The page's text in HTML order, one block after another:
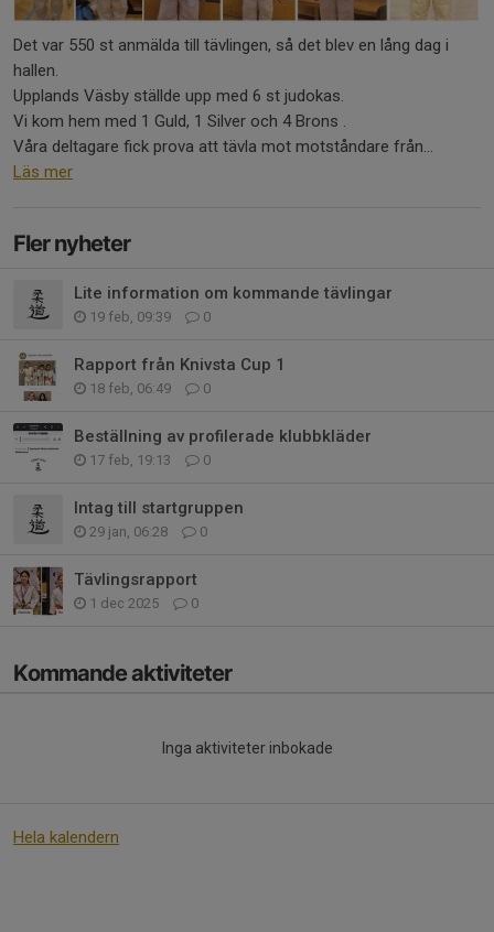
Det var 550 st anmälda till tävlingen, så det blev en lång dag i
hallen.
Upplands Väsby ställde upp med 6 st judokas.
Vi kom hem med 1 Guld, 1 Silver och 4 Brons .
Våra deltagare fick prova att tävla mot motståndare från...
Läs mer
Fler nyheter
Lite information om kommande tävlingar
19 feb, 09:39 0
Rapport från Knivsta Cup 1
18 feb, 06:49 0
Beställning av profilerade klubbkläder
17 feb, 19:13 0
Intag till startgruppen
29 jan, 06:28 0
Tävlingsrapport
1 dec 2025 0
Kommande aktiviteter
Inga aktiviteter inbokade
Hela kalendern